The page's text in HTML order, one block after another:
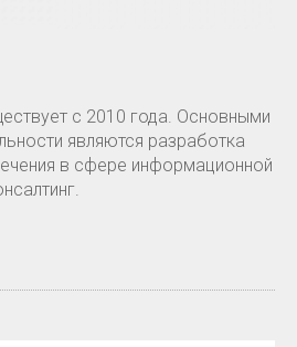
с 2010 года. Основными
являются разработка
в сфере информационной